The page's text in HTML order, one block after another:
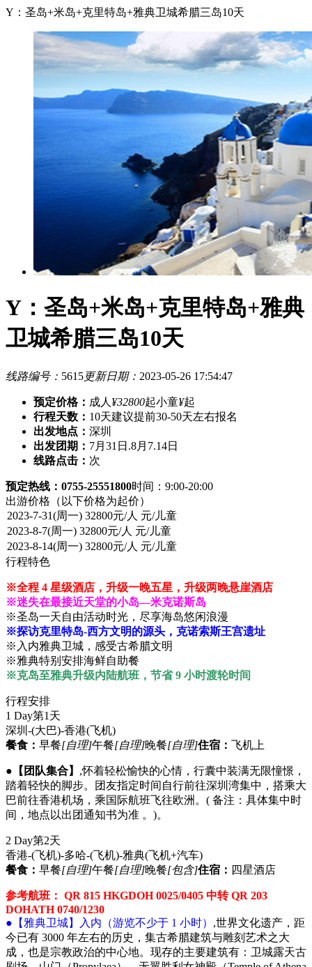
Y：圣岛+米岛+克里特岛+雅典卫城希腊三岛10天
Y：圣岛+米岛+克里特岛+雅典
卫城希腊三岛10天
线路编号： 5615更新日期： 2023-05-26 17:54:47
预定价格： 成人 ¥32800起小童¥起
行程天数： 10天建议提前30-50天左右报名
出发地点： 深圳
出发团期： 7月31日.8月7.14日
线路点击： 次
预定热线：0755-25551800时间：9:00-20:00
出游价格 （以下价格为起价）
行程特色
※全程 4 星级酒店，升级一晚五星，升级两晚悬崖酒店
※迷失在最接近天堂的小岛—米克诺斯岛
※圣岛一天自由活动时光，尽享海岛悠闲浪漫
※探访克里特岛-西方文明的源头，克诺索斯王宫遗址
※入内雅典卫城，感受古希腊文明
※雅典特别安排海鲜自助餐
※克岛至雅典升级内陆航班，节省 9 小时渡轮时间
行程安排
1 Day第1天
深圳-(大巴)-香港(飞机)
餐食： 早餐[自理]午餐[自理]晚餐[自理]住宿： 飞机上
●【团队集合】 ,怀着轻松愉快的心情，行囊中装满无限憧憬，
踏着轻快的脚步。团友指定时间自行前往深圳湾集中，搭乘大
巴前往香港机场，乘国际航班飞往欧洲。( 备注：具体集中时
间，地点以出团通知书为准 。)。
2 Day第2天
香港-(飞机)-多哈-(飞机)-雅典(飞机+汽车)
餐食： 早餐[自理]午餐[自理]晚餐[包含]住宿： 四星酒店
参考航班： QR 815 HKGDOH 0025/0405 中转 QR 203
DOHATH 0740/1230
●【雅典卫城】入内（游览不少于 1 小时） ,世界文化遗产，距
今已有 3000 年左右的历史，集古希腊建筑与雕刻艺术之大
成，也是宗教政治的中心地。现存的主要建筑有：卫城露天古